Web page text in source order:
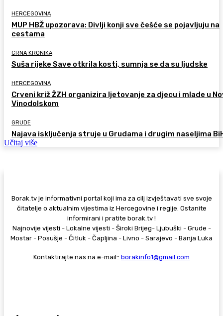
HERCEGOVINA
MUP HBŽ upozorava: Divlji konji sve češće se pojavljuju na
cestama
CRNA KRONIKA
Suša rijeke Save otkrila kosti, sumnja se da su ljudske
HERCEGOVINA
Crveni križ ŽZH organizira ljetovanje za djecu i mlade u
Vinodolskom
GRUDE
Najava isključenja struje u Grudama i drugim naseljima
Učitaj više
Borak.tv je informativni portal koji ima za cilj izvještavati sve svoje
čitatelje o aktualnim vijestima iz Hercegovine i regije. Ostanite
informirani i pratite borak.tv !
Najnovije vijesti - Lokalne vijesti - Široki Brijeg- Ljubuški - Grude -
Mostar - Posušje - Čitluk - Čapljina - Livno - Sarajevo - Banja Luka
Kontaktirajte nas na e-mail:: borakinfo1@gmail.com